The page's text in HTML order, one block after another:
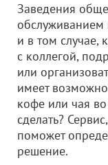
Заведения
и в том случае,
с коллегой,
или
имеет
кофе или чая
сделать?
поможет
решение.